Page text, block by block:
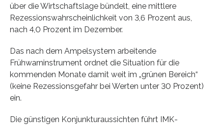
über die Wirtschaftslage bündelt, eine mittlere
Rezessionswahrscheinlichkeit von 3,6 Prozent aus,
nach 4,0 Prozent im Dezember.
Das nach dem Ampelsystem arbeitende
Frühwarninstrument ordnet die Situation für die
kommenden Monate damit weit im „grünen Bereich“
(keine Rezessionsgefahr bei Werten unter 30 Prozent)
ein.
Die günstigen Konjunkturaussichten führt IMK-